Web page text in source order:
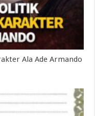
Ala Ade Armando